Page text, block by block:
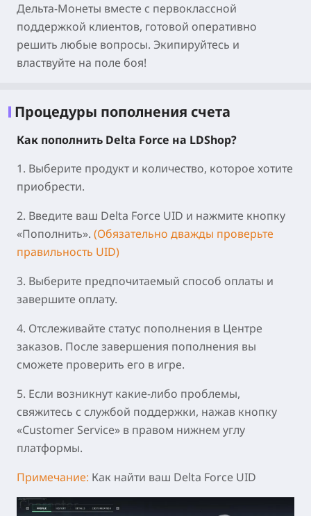
Дельта-Монеты вместе с первоклассной
поддержкой клиентов, готовой оперативно
решить любые вопросы. Экипируйтесь и
властвуйте на поле боя!
Процедуры пополнения счета
Как пополнить Delta Force на LDShop?
1. Выберите продукт и количество, которое хотите
приобрести.
2. Введите ваш Delta Force UID и нажмите кнопку
«Пополнить». (Обязательно дважды проверьте
правильность UID)
3. Выберите предпочитаемый способ оплаты и
завершите оплату.
4. Отслеживайте статус пополнения в Центре
заказов. После завершения пополнения вы
сможете проверить его в игре.
5. Если возникнут какие-либо проблемы,
свяжитесь с службой поддержки, нажав кнопку
«Customer Service» в правом нижнем углу
платформы.
Примечание: Как найти ваш Delta Force UID